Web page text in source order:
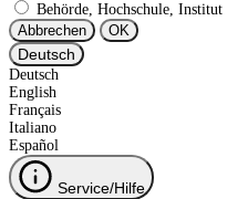
Behörde, Hochschule, Institut
Abbrechen
OK
Deutsch
Deutsch
English
Français
Italiano
Español
Service/Hilfe